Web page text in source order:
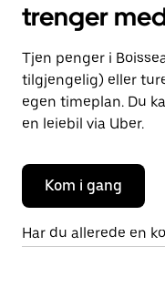
trenger
Tjen penger i
tilgjengelig) eller
egen timeplan. Du
en leiebil via Uber.
Kom i gang
Har du allerede en